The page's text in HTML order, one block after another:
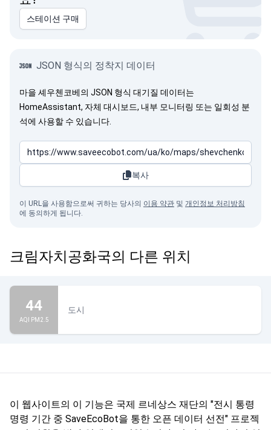
스테이션 구매
JSON 형식의 정착지 데이터
마을 셰우첸코베의 JSON 형식 대기질 데이터는
HomeAssistant, 자체 대시보드, 내부 모니터링 또는 일회성 분
석에 사용할 수 있습니다.
복사
이 URL을 사용함으로써 귀하는 당사의 이용 약관 및 개인정보 처리방침
에 동의하게 됩니다.
크림자치공화국의 다른 위치
44
AQI PM2.5
도시
이 웹사이트의 이 기능은 국제 르네상스 재단의 "전시 통령
명령 기간 중 SaveEcoBot을 통한 오픈 데이터 선전" 프로젝